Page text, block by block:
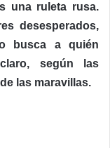
una ruleta rusa.
desesperados,
busca a quién
según las
las maravillas.